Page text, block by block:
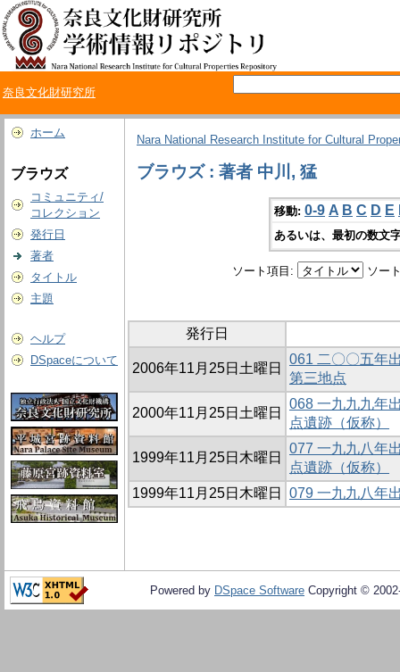
奈良文化財研究所
ホーム
ブラウズ
コミュニティ/
コレクション
発行日
著者
タイトル
主題
ヘルプ
DSpaceについて
Nara National Research Institute for Cultural
ブラウズ : 著者 中川, 猛
移動: 0-9 A B C D E
あるいは、最初の数文
ソート項目: ソー
発行日
2006年11月25日土曜日
061 二〇〇五年
第三地点
2000年11月25日土曜日
068 一九九九年
点遺跡（仮称）
1999年11月25日木曜日
077 一九九八年
点遺跡（仮称）
1999年11月25日木曜日
079 一九九八年
Powered by DSpace Software Copyright ©